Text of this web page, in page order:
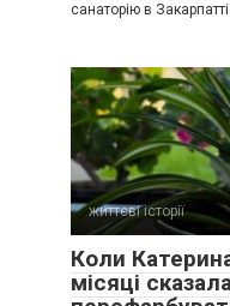
санаторію в
життєві історії
Коли
місяці